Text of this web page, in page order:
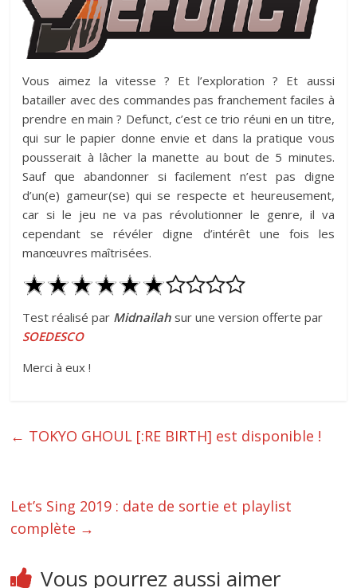
Vous aimez la vitesse ? Et l’exploration ? Et aussi
batailler avec des commandes pas franchement faciles à
prendre en main ? Defunct, c’est ce trio réuni en un titre,
qui sur le papier donne envie et dans la pratique vous
pousserait à lâcher la manette au bout de 5 minutes.
Sauf que abandonner si facilement n’est pas digne
d’un(e) gameur(se) qui se respecte et heureusement,
car si le jeu ne va pas révolutionner le genre, il va
cependant se révéler digne d’intérêt une fois les
manœuvres maîtrisées.
Test réalisé par Midnailah sur une version offerte par
SOEDESCO
Merci à eux !
← TOKYO GHOUL [:RE BIRTH] est disponible !
Let’s Sing 2019 : date de sortie et playlist
complète →
Vous pourrez aussi aimer